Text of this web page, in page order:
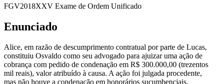
FGV2018XXV Exame de Ordem Unificado
Enunciado
Alice, em razão de descumprimento contratual por parte de Lucas,
constituiu Osvaldo como seu advogado para ajuizar uma ação de
cobrança com pedido de condenação em R$ 300.000,00 (trezentos
mil reais), valor atribuído à causa. A ação foi julgada procedente,
mas não houve a condenação em honorários sucumbenciais.